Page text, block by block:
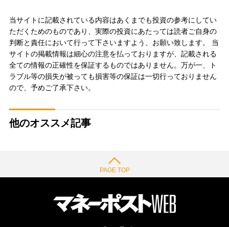
当サイトに記載されている内容はあくまでも投資の参考にしてい
ただくためのものであり、実際の投資にあたっては読者ご自身の
判断と責任において行って下さいますよう、お願い致します。 当
サイトの掲載情報は細心の注意を払っておりますが、記載される
全ての情報の正確性を保証するものではありません。万が一、ト
ラブル等の損失が被っても損害等の保証は一切行っておりません
ので、予めご了承下さい。
他のオススメ記事
PAGE TOP